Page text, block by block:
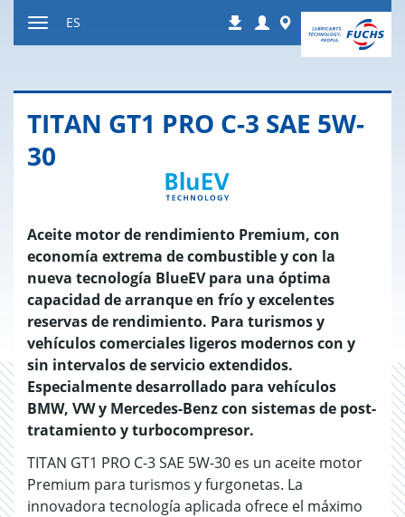
navegación
Descargas
Login Worldwide
ES
TITAN GT1 PRO C-3 SAE 5W-
30
Aceite motor de rendimiento Premium, con
economía extrema de combustible y con la
nueva tecnología BlueEV para una óptima
capacidad de arranque en frío y excelentes
reservas de rendimiento. Para turismos y
vehículos comerciales ligeros modernos con y
sin intervalos de servicio extendidos.
Especialmente desarrollado para vehículos
BMW, VW y Mercedes-Benz con sistemas de post-
tratamiento y turbocompresor.
TITAN GT1 PRO C-3 SAE 5W-30 es un aceite motor
Premium para turismos y furgonetas. La
innovadora tecnología aplicada ofrece el máximo